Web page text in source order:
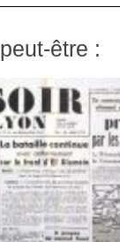
être :